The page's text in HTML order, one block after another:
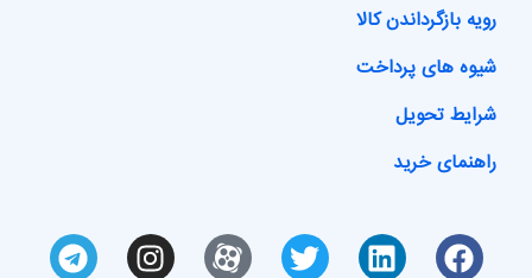
رویه بازگرداندن کالا
شیوه های پرداخت
شرایط تحویل
راهنمای خرید